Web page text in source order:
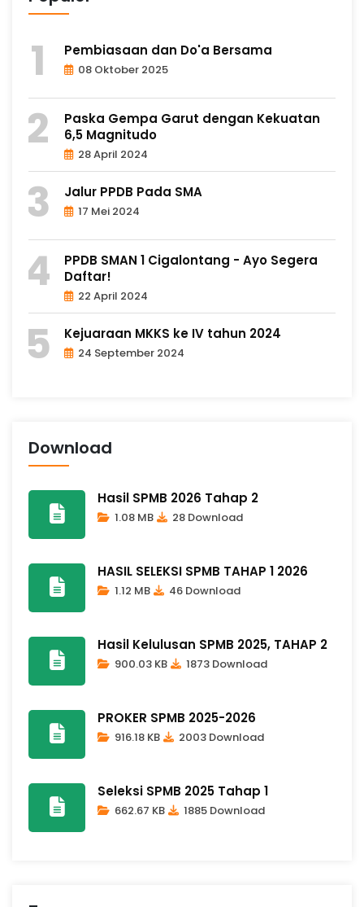
Pembiasaan dan Do'a Bersama
08 Oktober 2025
Paska Gempa Garut dengan Kekuatan
6,5 Magnitudo
28 April 2024
Jalur PPDB Pada SMA
17 Mei 2024
PPDB SMAN 1 Cigalontang - Ayo Segera
Daftar!
22 April 2024
Kejuaraan MKKS ke IV tahun 2024
24 September 2024
Download
Hasil SPMB 2026 Tahap 2
1.08 MB 28 Download
HASIL SELEKSI SPMB TAHAP 1 2026
1.12 MB 46 Download
Hasil Kelulusan SPMB 2025, TAHAP 2
900.03 KB 1873 Download
PROKER SPMB 2025-2026
916.18 KB 2003 Download
Seleksi SPMB 2025 Tahap 1
662.67 KB 1885 Download